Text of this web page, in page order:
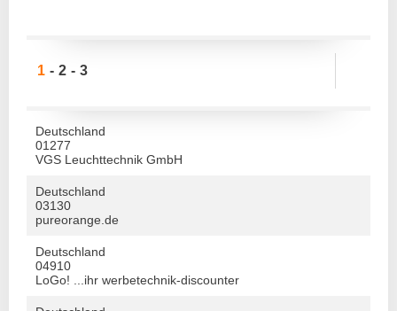
1 2 3
Deutschland
01277
VGS Leuchttechnik GmbH
Deutschland
03130
pureorange.de
Deutschland
04910
LoGo! ...ihr werbetechnik-discounter